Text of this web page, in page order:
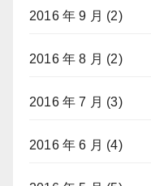
2016 年 9 月 (2)
2016 年 8 月 (2)
2016 年 7 月 (3)
2016 年 6 月 (4)